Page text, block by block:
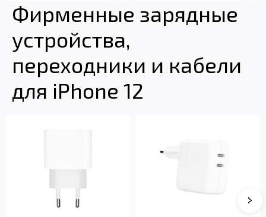
Фирменные зарядные
устройства,
переходники и кабели
для iPhone 12